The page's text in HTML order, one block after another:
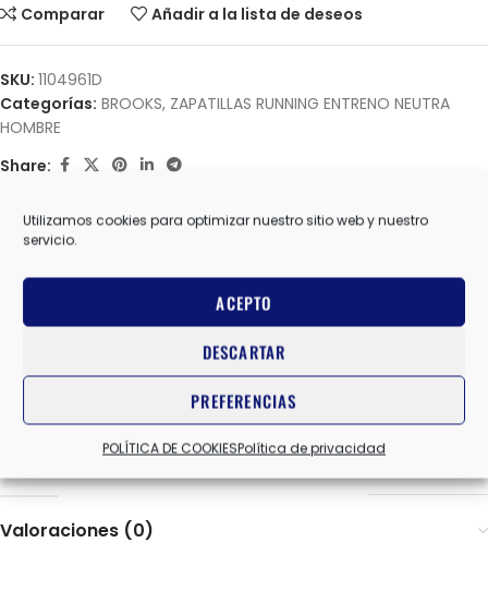
Utilizamos cookies para optimizar nuestro sitio web y nuestro
servicio.
ACEPTO
DESCARTAR
PREFERENCIAS
POLÍTICA DE COOKIESPolítica de privacidad
Comparar Añadir a la lista de deseos
SKU: 1104961D
Categorías: BROOKS, ZAPATILLAS RUNNING ENTRENO NEUTRA
HOMBRE
Share:
Información adicional
11 USA,11.5 USA
9 USA,9.5 USA
Valoraciones (0)